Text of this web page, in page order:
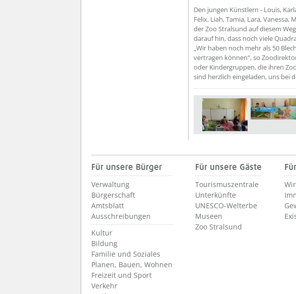
Den jungen Künstlern - Louis,
Felix, Liah, Tamia, Lara,
der Zoo Stralsund auf diesem
darauf hin, dass noch viele
„Wir haben noch mehr als 50
vertragen können“, so
oder Kindergruppen, die ihren
sind herzlich eingeladen, uns bei
Für unsere Bürger
Verwaltung
Bürgerschaft
Amtsblatt
Ausschreibungen
Kultur
Bildung
Familie und Soziales
Planen, Bauen, Wohnen
Freizeit und Sport
Verkehr
Für unsere Gäste
Tourismuszentrale
Unterkünfte
UNESCO-Welterbe
Museen
Zoo Stralsund